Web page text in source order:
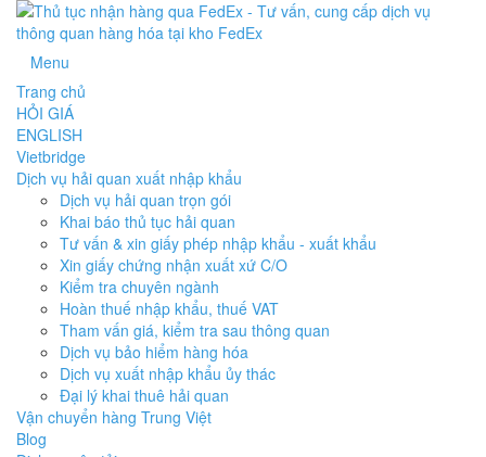
Menu
Trang chủ
HỎI GIÁ
ENGLISH
Vietbridge
Dịch vụ hải quan xuất nhập khẩu
Dịch vụ hải quan trọn gói
Khai báo thủ tục hải quan
Tư vấn & xin giấy phép nhập khẩu - xuất khẩu
Xin giấy chứng nhận xuất xứ C/O
Kiểm tra chuyên ngành
Hoàn thuế nhập khẩu, thuế VAT
Tham vấn giá, kiểm tra sau thông quan
Dịch vụ bảo hiểm hàng hóa
Dịch vụ xuất nhập khẩu ủy thác
Đại lý khai thuê hải quan
Vận chuyển hàng Trung Việt
Blog